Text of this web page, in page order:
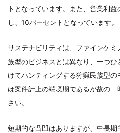
トとなっています。また、営業利
し、16パーセントとなっています。
サステナビリティは、ファインケ
族型のビジネスとは異なり、一つ
けてハンティングする狩猟民族型
は案件計上の端境期であるが故の
さい。
短期的な凸凹はありますが、中長